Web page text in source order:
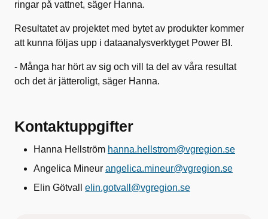
ringar på vattnet, säger Hanna.
Resultatet av projektet med bytet av produkter kommer
att kunna följas upp i dataanalysverktyget Power BI.
- Många har hört av sig och vill ta del av våra resultat
och det är jätteroligt, säger Hanna.
Kontaktuppgifter
Hanna Hellström hanna.hellstrom@vgregion.se
Angelica Mineur angelica.mineur@vgregion.se
Elin Götvall elin.gotvall@vgregion.se